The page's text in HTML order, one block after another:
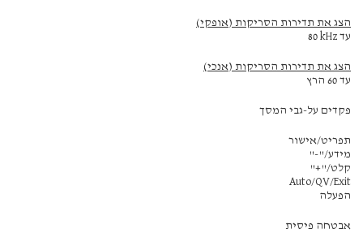
הצג את תדירות הסריקות (אופקי)
עד ‎80 kHz
הצג את תדירות הסריקות (אנכי)
עד ‎60‏ הרץ
פקדים על-גבי המסך
תפריט/אישור
מידע/"-"
קלט/"+"
Auto/QV/Exit
הפעלה
אבטחה פיסית